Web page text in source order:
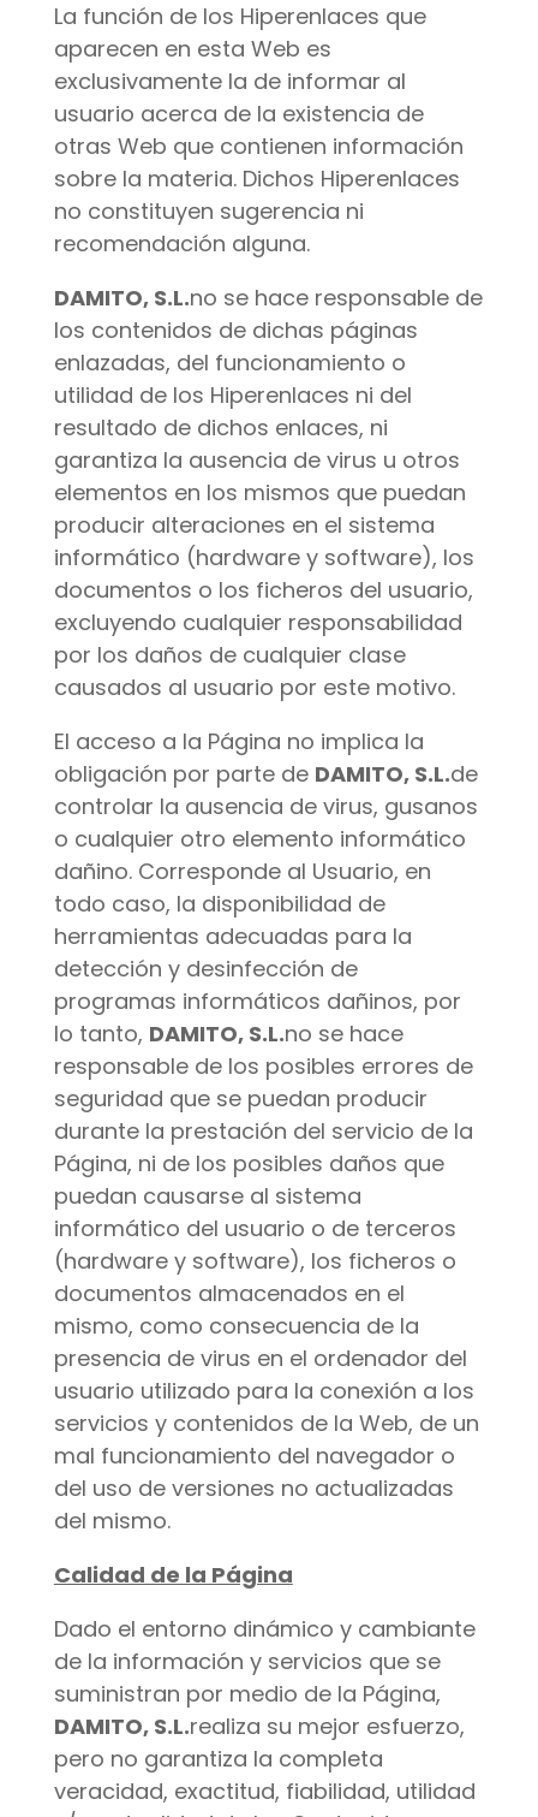
La función de los Hiperenlaces que
aparecen en esta Web es
exclusivamente la de informar al
usuario acerca de la existencia de
otras Web que contienen información
sobre la materia. Dichos Hiperenlaces
no constituyen sugerencia ni
recomendación alguna.
DAMITO, S.L.no se hace responsable de
los contenidos de dichas páginas
enlazadas, del funcionamiento o
utilidad de los Hiperenlaces ni del
resultado de dichos enlaces, ni
garantiza la ausencia de virus u otros
elementos en los mismos que puedan
producir alteraciones en el sistema
informático (hardware y software), los
documentos o los ficheros del usuario,
excluyendo cualquier responsabilidad
por los daños de cualquier clase
causados al usuario por este motivo.
El acceso a la Página no implica la
obligación por parte de DAMITO, S.L.de
controlar la ausencia de virus, gusanos
o cualquier otro elemento informático
dañino. Corresponde al Usuario, en
todo caso, la disponibilidad de
herramientas adecuadas para la
detección y desinfección de
programas informáticos dañinos, por
lo tanto, DAMITO, S.L.no se hace
responsable de los posibles errores de
seguridad que se puedan producir
durante la prestación del servicio de la
Página, ni de los posibles daños que
puedan causarse al sistema
informático del usuario o de terceros
(hardware y software), los ficheros o
documentos almacenados en el
mismo, como consecuencia de la
presencia de virus en el ordenador del
usuario utilizado para la conexión a los
servicios y contenidos de la Web, de un
mal funcionamiento del navegador o
del uso de versiones no actualizadas
del mismo.
Calidad de la Página
Dado el entorno dinámico y cambiante
de la información y servicios que se
suministran por medio de la Página,
DAMITO, S.L.realiza su mejor esfuerzo,
pero no garantiza la completa
veracidad, exactitud, fiabilidad, utilidad